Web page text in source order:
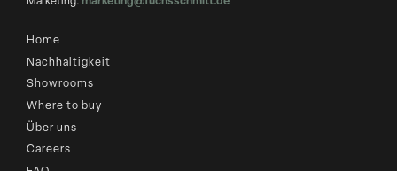
Home
Nachhaltigkeit
Showrooms
Where to buy
Über uns
Careers